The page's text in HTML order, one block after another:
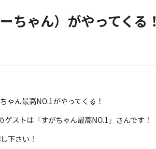
ちゃん）がやってくる！
ゃん最高NO.1がやってくる！
ストは「すがちゃん最高NO.1」さんです！
下さい！